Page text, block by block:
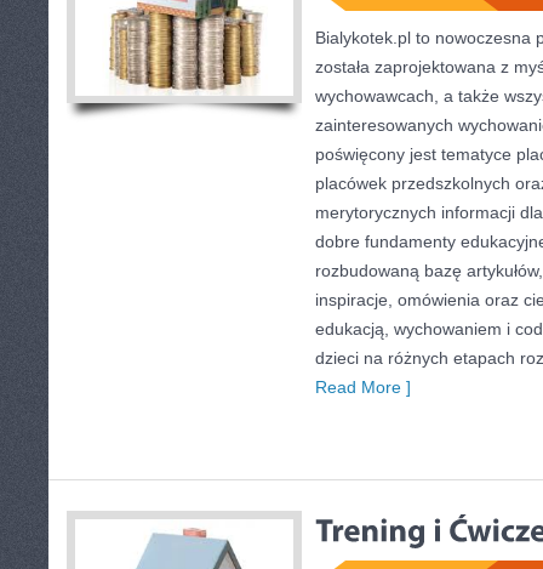
Bialykotek.pl to nowoczesna
została zaprojektowana z
wychowawcach, a także
zainteresowanych
poświęcony jest tematyce
placówek przedszkolnych
merytorycznych informacji
dobre fundamenty
rozbudowaną bazę
inspiracje, omówienia oraz
edukacją, wychowaniem i
dzieci na różnych etapach
Read More ]